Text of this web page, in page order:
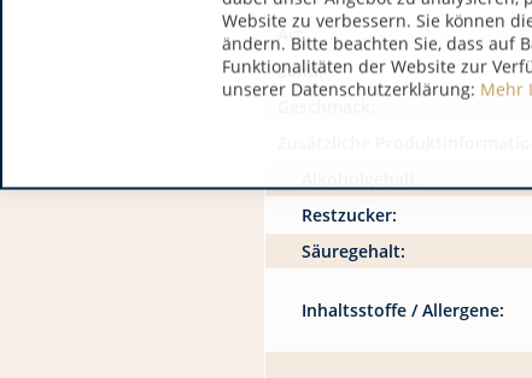
Art:
Land:
Restzucker:
Säuregehalt:
Inhaltsstoffe / Allergene:
Website zu verbessern. Sie können
ändern. Bitte beachten Sie, dass auf
Funktionalitäten der Website zur
unserer Datenschutzerklärung: Mehr